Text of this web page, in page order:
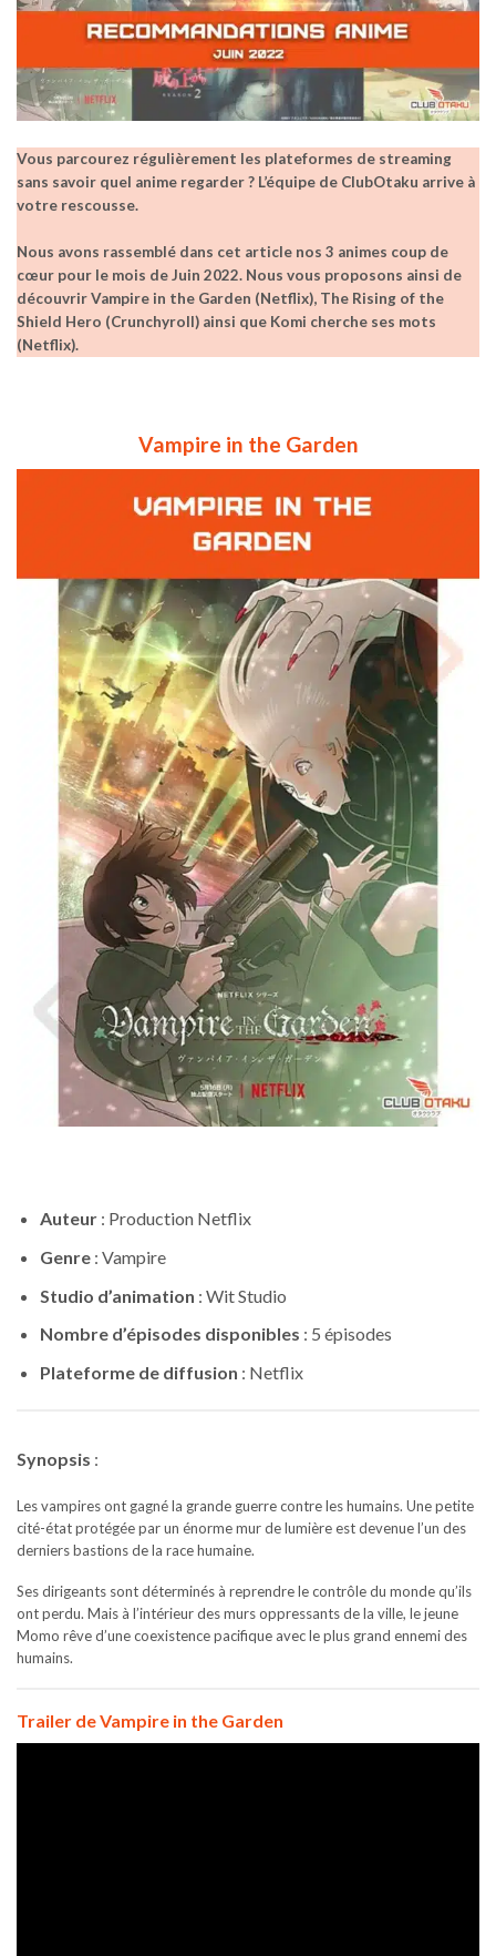
Vous parcourez régulièrement les plateformes de streaming
sans savoir quel anime regarder ? L’équipe de ClubOtaku arrive à
votre rescousse.
Nous avons rassemblé dans cet article nos 3 animes coup de
cœur pour le mois de Juin 2022. Nous vous proposons ainsi de
découvrir Vampire in the Garden (Netflix), The Rising of the
Shield Hero (Crunchyroll) ainsi que Komi cherche ses mots
(Netflix).
Vampire in the Garden
Auteur: Production Netflix
Genre: Vampire
Studio d’animation : Wit Studio
Nombre d’épisodes disponibles : 5 épisodes
Plateforme de diffusion : Netflix
Synopsis :
Les vampires ont gagné la grande guerre contre les humains. Une petite
cité-état protégée par un énorme mur de lumière est devenue l’un des
derniers bastions de la race humaine.
Ses dirigeants sont déterminés à reprendre le contrôle du monde qu’ils
ont perdu. Mais à l’intérieur des murs oppressants de la ville, le jeune
Momo rêve d’une coexistence pacifique avec le plus grand ennemi des
humains.
Trailer de Vampire in the Garden